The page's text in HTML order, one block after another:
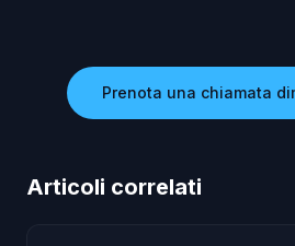
Prenota una chiamata
Articoli correlati